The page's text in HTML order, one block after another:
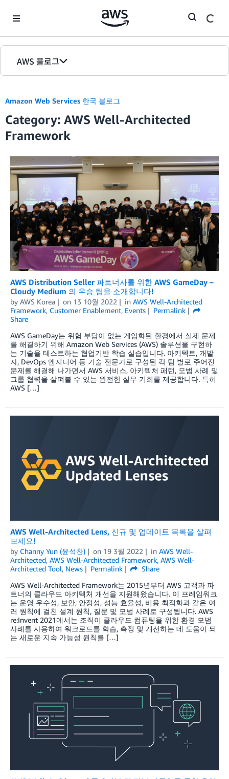
AWS 블로그
에디션
Amazon Web Services 한국 블로그
Category: AWS Well-Architected
Framework
AWS Distribution Seller 파트너사를 위한 AWS GameDay –
Cloudy Medium 의 우승 팀을 소개합니다!
by AWS Korea on 13 10월 2022 in AWS Well-Architected
Framework, Customer Enablement, Events
Permalink
Share
AWS GameDay는 위험 부담이 없는 게임화된 환경에서 실제 문제
를 해결하기 위해 Amazon Web Services (AWS) 솔루션을 구현하
는 기술을 테스트하는 협업기반 학습 실습입니다. 아키텍트, 개발
자, DevOps 엔지니어 등 기술 전문가로 구성된 각 팀 별로 주어진
문제를 해결해 나가면서 AWS 서비스, 아키텍처 패턴, 모범 사례 및
그룹 협력을 살펴볼 수 있는 완전한 실무 기회를 제공합니다. 특히
AWS […]
AWS Well-Architected Lens, 신규 및 업데이트 목록을 살펴
보세요!
by Channy Yun (윤석찬) on 19 3월 2022 in AWS Well-
Architected, AWS Well-Architected Framework, AWS Well-
Architected Tool, News Permalink
Share
AWS Well-Architected Framework는 2015년부터 AWS 고객과 파
트너의 클라우드 아키텍처 개선을 지원해왔습니다. 이 프레임워크
는 운영 우수성, 보안, 안정성, 성능 효율성, 비용 최적화과 같은 여
러 원칙에 걸친 설계 원칙, 질문 및 모범 사례로 구성됩니다. AWS
re:Invent 2021에서는 조직이 클라우드 컴퓨팅을 위한 환경 모범
사례를 사용하여 워크로드를 학습, 측정 및 개선하는 데 도움이 되
는 새로운 지속 가능성 원칙를 […]